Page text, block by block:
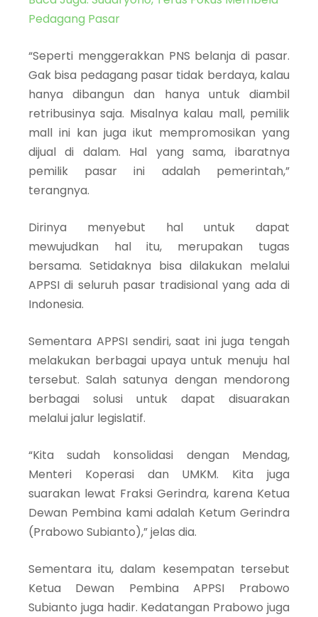
Pedagang Pasar
“Seperti menggerakkan PNS belanja di pasar.
Gak bisa pedagang pasar tidak berdaya, kalau
hanya dibangun dan hanya untuk diambil
retribusinya saja. Misalnya kalau mall, pemilik
mall ini kan juga ikut mempromosikan yang
dijual di dalam. Hal yang sama, ibaratnya
pemilik pasar ini adalah pemerintah,”
terangnya.
Dirinya menyebut hal untuk dapat
mewujudkan hal itu, merupakan tugas
bersama. Setidaknya bisa dilakukan melalui
APPSI di seluruh pasar tradisional yang ada di
Indonesia.
Sementara APPSI sendiri, saat ini juga tengah
melakukan berbagai upaya untuk menuju hal
tersebut. Salah satunya dengan mendorong
berbagai solusi untuk dapat disuarakan
melalui jalur legislatif.
“Kita sudah konsolidasi dengan Mendag,
Menteri Koperasi dan UMKM. Kita juga
suarakan lewat Fraksi Gerindra, karena Ketua
Dewan Pembina kami adalah Ketum Gerindra
(Prabowo Subianto),” jelas dia.
Sementara itu, dalam kesempatan tersebut
Ketua Dewan Pembina APPSI Prabowo
Subianto juga hadir. Kedatangan Prabowo juga